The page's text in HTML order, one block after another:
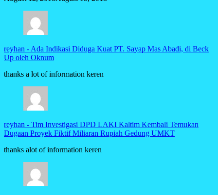
reyhan - Ada Indikasi Diduga Kuat PT. Sayap Mas Abadi, di Beck
Up oleh Oknum
thanks a lot of information keren
reyhan - Tim Investigasi DPD LAKI Kaltim Kembali Temukan
Dugaan Proyek Fiktif Miliaran Rupiah Gedung UMKT
thanks alot of information keren